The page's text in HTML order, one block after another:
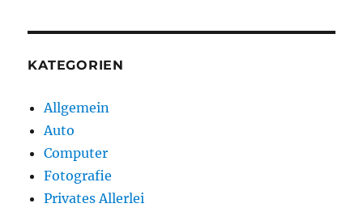
KATEGORIEN
Allgemein
Auto
Computer
Fotografie
Privates Allerlei